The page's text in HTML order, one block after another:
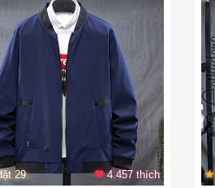
29 4.457 thích